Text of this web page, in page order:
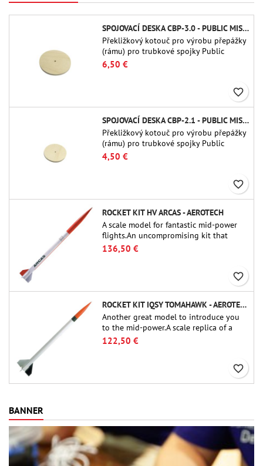
SPOJOVACÍ DESKA CBP-3.0 - PUBLIC MISSILES LTD.
Překližkový kotouč pro výrobu přepážky
(rámu) pro trubkové spojky Public
Missiles Ltd. o průměru 75 mm (PT-
3.0/QT-3.0)
6,50 €
favorite_border
SPOJOVACÍ DESKA CBP-2.1 - PUBLIC MISSILES LTD.
Překližkový kotouč pro výrobu přepážky
(rámu) pro trubkové spojky Public
Missiles Ltd. o průměru 54 mm (PT-2.1
nebo QT-2.1)
4,50 €
favorite_border
ROCKET KIT HV ARCAS - AEROTECH
A scale model for fantastic mid-power
flights.An uncompromising kit that
allows you to build a replica of one of
the most famous sounding-rocket ever.
136,50 €
favorite_border
ROCKET KIT IQSY TOMAHAWK - AEROTECH
Another great model to introduce you
to the mid-power.A scale replica of a
famous sounding rocket, small in size
and peefect to move to higher-level kits.
122,50 €
favorite_border
BANNER